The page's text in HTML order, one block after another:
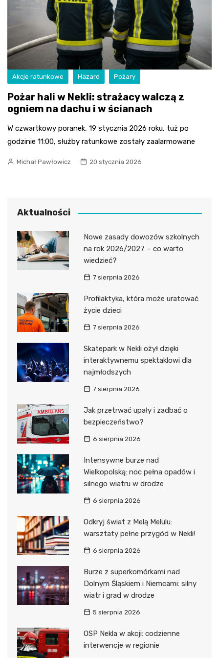
Akcje ratunkowe Hazard Pożary
Pożar hali w Nekli: strażacy walczą z
ogniem na dachu i w ścianach
W czwartkowy poranek, 19 stycznia 2026 roku, tuż po
godzinie 11:00, służby ratunkowe zostały zaalarmowane
Michał Pawłowicz 20 stycznia 2026
Aktualności
Nowe zasady dowozów szkolnych
na rok 2026/2027 – co warto
wiedzieć?
7 sierpnia 2026
Profilaktyka, która może uratować
życie dzieci
7 sierpnia 2026
Skatepark w Nekli ożył dzięki
interaktywnemu spektaklowi dla
najmłodszych
7 sierpnia 2026
Jak przetrwać upały i zadbać o
bezpieczeństwo?
6 sierpnia 2026
Intensywne burze nad
Wielkopolską: noc pełna opadów i
silnego wiatru w drodze
6 sierpnia 2026
Odkryj świat z Melą Melulu:
warsztaty pełne przygód w Nekli!
6 sierpnia 2026
Burze z superkomórkami nad
Dolnym Śląskiem i Niemcami: silny
wiatr i grad w drodze
5 sierpnia 2026
OSP Nekla w akcji: codzienne
interwencje w regionie